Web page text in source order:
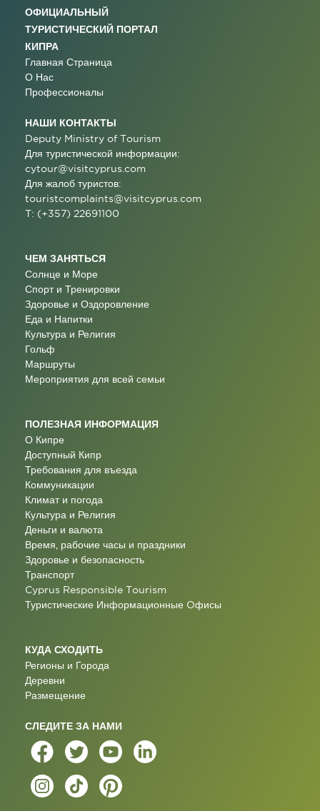
ОФИЦИАЛЬНЫЙ
ТУРИСТИЧЕСКИЙ ПОРТАЛ
КИПРА
Главная Страница
О Нас
Профессионалы
НАШИ КОНТАКТЫ
Deputy Ministry of Tourism
Для туристической информации:
cytour@visitcyprus.com
Для жалоб туристов:
touristcomplaints@visitcyprus.com
T: (+357) 22691100
ЧЕМ ЗАНЯТЬСЯ
Солнце и Море
Спорт и Тренировки
Здоровье и Оздоровление
Еда и Напитки
Культура и Религия
Гольф
Маршруты
Мероприятия для всей семьи
ПОЛЕЗНАЯ ИНФОРМАЦИЯ
О Кипре
Доступный Кипр
Требования для въезда
Коммуникации
Климат и погода
Культура и Религия
Деньги и валюта
Время, рабочие часы и праздники
Здоровье и безопасность
Транспорт
Cyprus Responsible Tourism
Туристические Информационные Oфисы
КУДА СХОДИТЬ
Регионы и Города
Деревни
Размещение
СЛЕДИТЕ ЗА НАМИ